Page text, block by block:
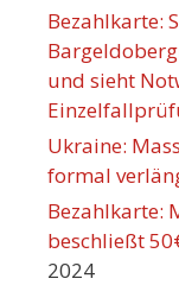
Bezahlkarte:
und sieht
Ukraine:
formal
Bezahlkarte:
beschließt
2024